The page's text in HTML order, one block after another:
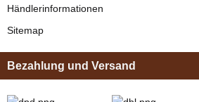
Händlerinformationen
Sitemap
Bezahlung und Versand